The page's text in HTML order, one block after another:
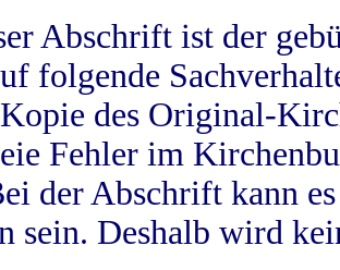
Abschrift ist der
folgende
des Original-
Fehler im
der Abschrift kann
sein. Deshalb wird